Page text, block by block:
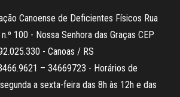
Canoense de Deficientes Físicos Rua
100 - Nossa Senhora das Graças CEP
- Canoas / RS
– 34669723 - Horários de
a sexta-feira das 8h às 12h e das